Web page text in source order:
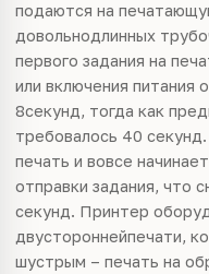
подаются на
довольнодлинных
первого задания на
или включения питания
8секунд, тогда как
требовалось 40
печать и вовсе
отправки задания, что
секунд. Принтер
двустороннейпечати,
шустрым – печать на